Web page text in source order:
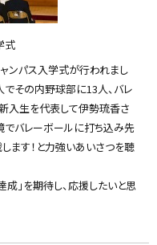
式
ンパス入学式が行われまし
その内野球部に13人、バレ
入生を代表して伊勢琉香さ
でバレーボールに打ち込み先
ます！と力強いあいさつを聴
」を期待し、応援したいと思